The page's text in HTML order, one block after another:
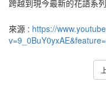
跨越到現今最新的花語系
來源 : https://